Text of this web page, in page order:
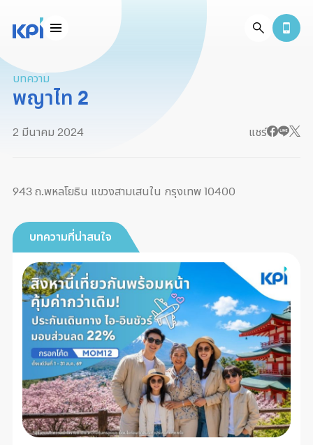
บทความ
พญาไท 2
2 มีนาคม 2024 แชร์
943 ถ.พหลโยธิน แขวงสามเสนใน กรุงเทพ 10400
บทความที่น่าสนใจ